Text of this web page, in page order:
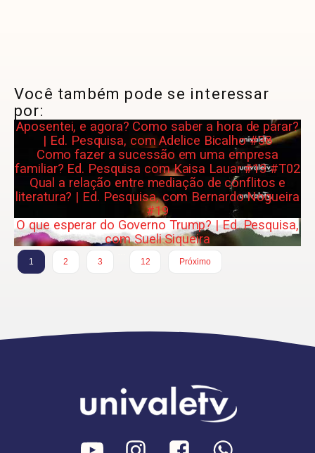
Você também pode se interessar
por:
Aposentei, e agora? Como saber a hora de parar?
| Ed. Pesquisa, com Adelice Bicalho #38
Como fazer a sucessão em uma empresa
familiar? Ed. Pesquisa com Kaisa Lauar #13 #T02
Qual a relação entre mediação de conflitos e
literatura? | Ed. Pesquisa, com Bernardo Nogueira
#19
O que esperar do Governo Trump? | Ed. Pesquisa,
com Sueli Siqueira
1 2 3
12
Próximo